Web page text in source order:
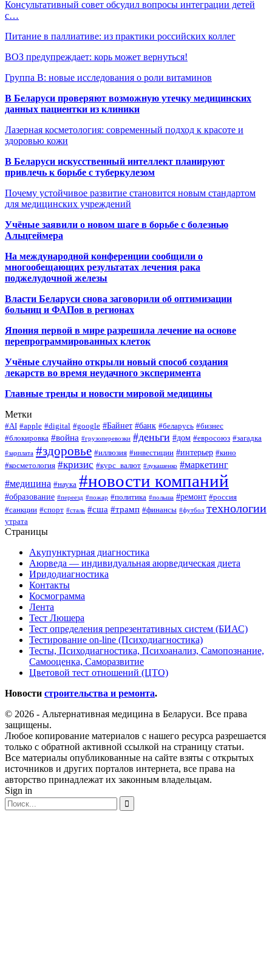
Консультативный совет обсудил вопросы интеграции детей
с…
Питание в паллиативе: из практики российских коллег
ВОЗ предупреждает: корь может вернуться!
Группа В: новые исследования о роли витаминов
В Беларуси проверяют возможную утечку медицинских
данных пациентки из клиники
Лазерная косметология: современный подход к красоте и
здоровью кожи
В Беларуси искусственный интеллект планируют
привлечь к борьбе с туберкулезом
Почему устойчивое развитие становится новым стандартом
для медицинских учреждений
Учёные заявили о новом шаге в борьбе с болезнью
Альцгеймера
На международной конференции сообщили о
многообещающих результатах лечения рака
поджелудочной железы
Власти Беларуси снова заговорили об оптимизации
больниц и ФАПов в регионах
Япония первой в мире разрешила лечение на основе
перепрограммированных клеток
Учёные случайно открыли новый способ создания
лекарств во время неудачного эксперимента
Главные тренды и новости мировой медицины
Метки
#AI #apple #digital #google #Байнет #банк #беларусь #бизнес
#блокировка #война #грузоперевозки #деньги #дом #евросоюз #загадка
#зарплата #здоровье #иллюзия #инвестиции #интерьер #кино
#косметология #кризис #курс_валют #лукашенко #маркетинг
#медицина #наука #новости компаний
#образование #переезд #пожар #политика #польша #ремонт #россия
#санкции #спорт #сталь #сша #трамп #финансы #футбол технологии
утрата
Страницы
Акупунктурная диагностика
Аюрведа — индивидуальная аюрведическая диета
Иридодиагностика
Контакты
Космограмма
Лента
Тест Люшера
Тест определения репрезентативных систем (БИАС)
Тестирование on-line (Психодиагностика)
Тесты, Психодиагностика, Психоанализ, Самопознание,
Самооценка, Саморазвитие
Цветовой тест отношений (ЦТО)
Новости строительства и ремонта.
© 2026 - Альтернативная медицина в Беларуси. Все права
защищены.
Любое копирование материалов с нашего ресурса разрешается
только с обратной активной ссылкой на страницу статьи.
Все материалы опубликованные на сайте взяты с открытых
источников и других порталов интернета, все права на
авторство принадлежат их законным владельцам.
Sign in